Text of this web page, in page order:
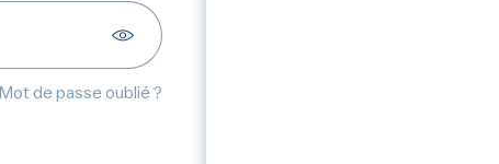
Mot de passe oublié ?